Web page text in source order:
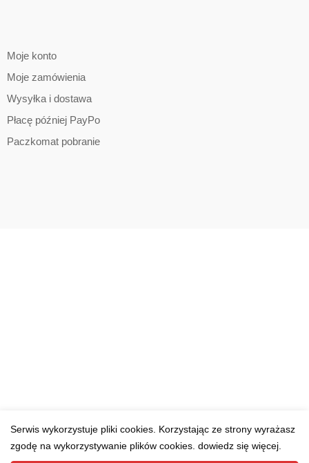
Moje konto
Moje zamówienia
Wysyłka i dostawa
Płacę później PayPo
Paczkomat pobranie
Serwis wykorzystuje pliki cookies. Korzystając ze strony wyrażasz
zgodę na wykorzystywanie plików cookies. dowiedz się więcej.